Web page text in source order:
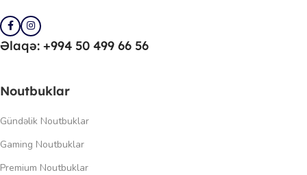
Əlaqə: +994 50 499 66 56
Noutbuklar
Gündəlik Noutbuklar
Gaming Noutbuklar
Premium Noutbuklar